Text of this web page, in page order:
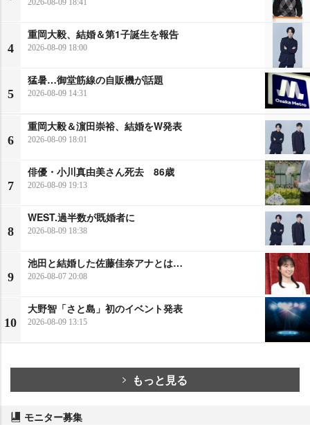
2026-08-09 18:41
4
重岡大毅、結婚＆第1子誕生を報告
2026-08-09 18:00
5
猛暑…御堂筋線の自販機が話題
2026-08-09 14:31
6
重岡大毅＆濵田崇裕、結婚をW発表
2026-08-09 18:01
7
俳優・小川真由美さん死去 86歳
2026-08-09 19:13
8
WEST.過半数が既婚者に
2026-08-09 18:38
9
池田と結婚した佐藤佳奈アナとは…
2026-08-07 20:08
10
大野智「さと島」初のイベント発表
2026-08-09 13:15
もっと見る
モニター募集